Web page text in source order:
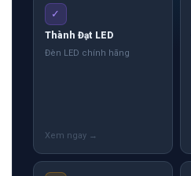
✓
Thành Đạt LED
Đèn LED chính hãng